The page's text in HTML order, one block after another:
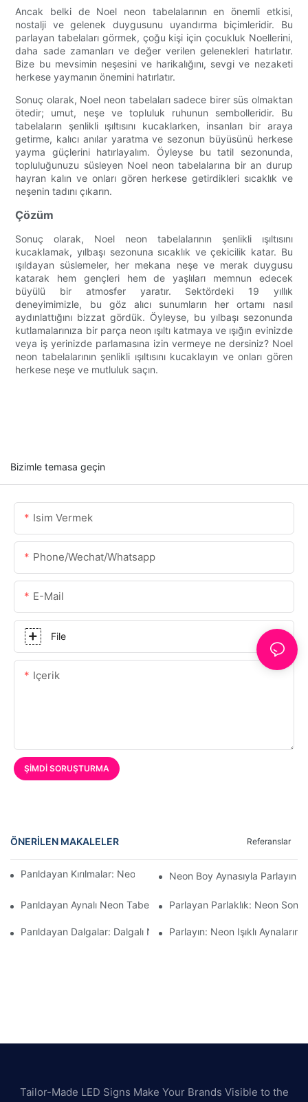
Ancak belki de Noel neon tabelalarının en önemli etkisi,
nostalji ve gelenek duygusunu uyandırma biçimleridir. Bu
parlayan tabelaları görmek, çoğu kişi için çocukluk Noellerini,
daha sade zamanları ve değer verilen gelenekleri hatırlatır.
Bize bu mevsimin neşesini ve harikalığını, sevgi ve nezaketi
herkese yaymanın önemini hatırlatır.
Sonuç olarak, Noel neon tabelaları sadece birer süs olmaktan
ötedir; umut, neşe ve topluluk ruhunun sembolleridir. Bu
tabelaların şenlikli ışıltısını kucaklarken, insanları bir araya
getirme, kalıcı anılar yaratma ve sezonun büyüsünü herkese
yayma güçlerini hatırlayalım. Öyleyse bu tatil sezonunda,
topluluğunuzu süsleyen Noel neon tabelalarına bir an durup
hayran kalın ve onları gören herkese getirdikleri sıcaklık ve
neşenin tadını çıkarın.
Çözüm
Sonuç olarak, Noel neon tabelalarının şenlikli ışıltısını
kucaklamak, yılbaşı sezonuna sıcaklık ve çekicilik katar. Bu
ışıldayan süslemeler, her mekana neşe ve merak duygusu
katarak hem gençleri hem de yaşlıları memnun edecek
büyülü bir atmosfer yaratır. Sektördeki 19 yıllık
deneyimimizle, bu göz alıcı sunumların her ortamı nasıl
aydınlattığını bizzat gördük. Öyleyse, bu yılbaşı sezonunda
kutlamalarınıza bir parça neon ışıltı katmaya ve ışığın evinizde
veya iş yerinizde parlamasına izin vermeye ne dersiniz? Noel
neon tabelalarının şenlikli ışıltısını kucaklayın ve onları gören
herkese neşe ve mutluluk saçın.
Bizimle temasa geçin
Isim Vermek
Phone/Wechat/Whatsapp
E-Mail
File
Içerik
ŞIMDI SORUŞTURMA
ÖNERILEN MAKALELER Referanslar
Parıldayan Kırılmalar: Neon Dalgalı Aynaların Cazibesi
Neon Boy Aynasıyla Parlayın
Parıldayan Aynalı Neon Tabelaların CazibesiParlayan Parlaklık: Neon
Parıldayan Dalgalar: Dalgalı Neon Aynaların Cazibesi
Parlayın: Neon Işıklı Aynaların
Tailor-Made LED Signs Make Your Brands Visible to the